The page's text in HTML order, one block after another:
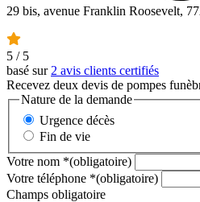
29 bis, avenue Franklin Roosevelt,
5 / 5
basé sur 2 avis clients certifiés
Recevez deux devis de pompes
Nature de la demande
Urgence décès
Fin de vie
Votre nom *(obligatoire)
Votre téléphone *(obligatoire)
Champs obligatoire